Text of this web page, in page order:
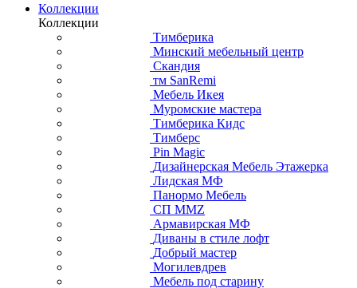
Коллекции
Коллекции
Тимберика
Минский мебельный центр
Скандия
тм SanRemi
Мебель Икея
Муромские мастера
Тимберика Кидс
Тимберс
Pin Magic
Дизайнерская Мебель Этажерка
Лидская МФ
Панормо Мебель
СП ММZ
Армавирская МФ
Диваны в стиле лофт
Добрый мастер
Могилевдрев
Мебель под старину